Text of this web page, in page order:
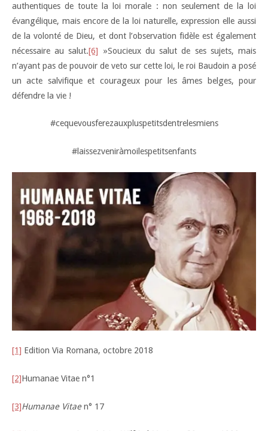
authentiques de toute la loi morale : non seulement de la loi
évangélique, mais encore de la loi naturelle, expression elle aussi
de la volonté de Dieu, et dont l’observation fidèle est également
nécessaire au salut.[6] »Soucieux du salut de ses sujets, mais
n’ayant pas de pouvoir de veto sur cette loi, le roi Baudoin a posé
un acte salvifique et courageux pour les âmes belges, pour
défendre la vie !
#cequevousferezauxpluspetitsdentrelesmiens
#laissezveniràmoilespetitsenfants
[1] Edition Via Romana, octobre 2018
[2]Humanae Vitae n°1
[3]Humanae Vitaen° 17